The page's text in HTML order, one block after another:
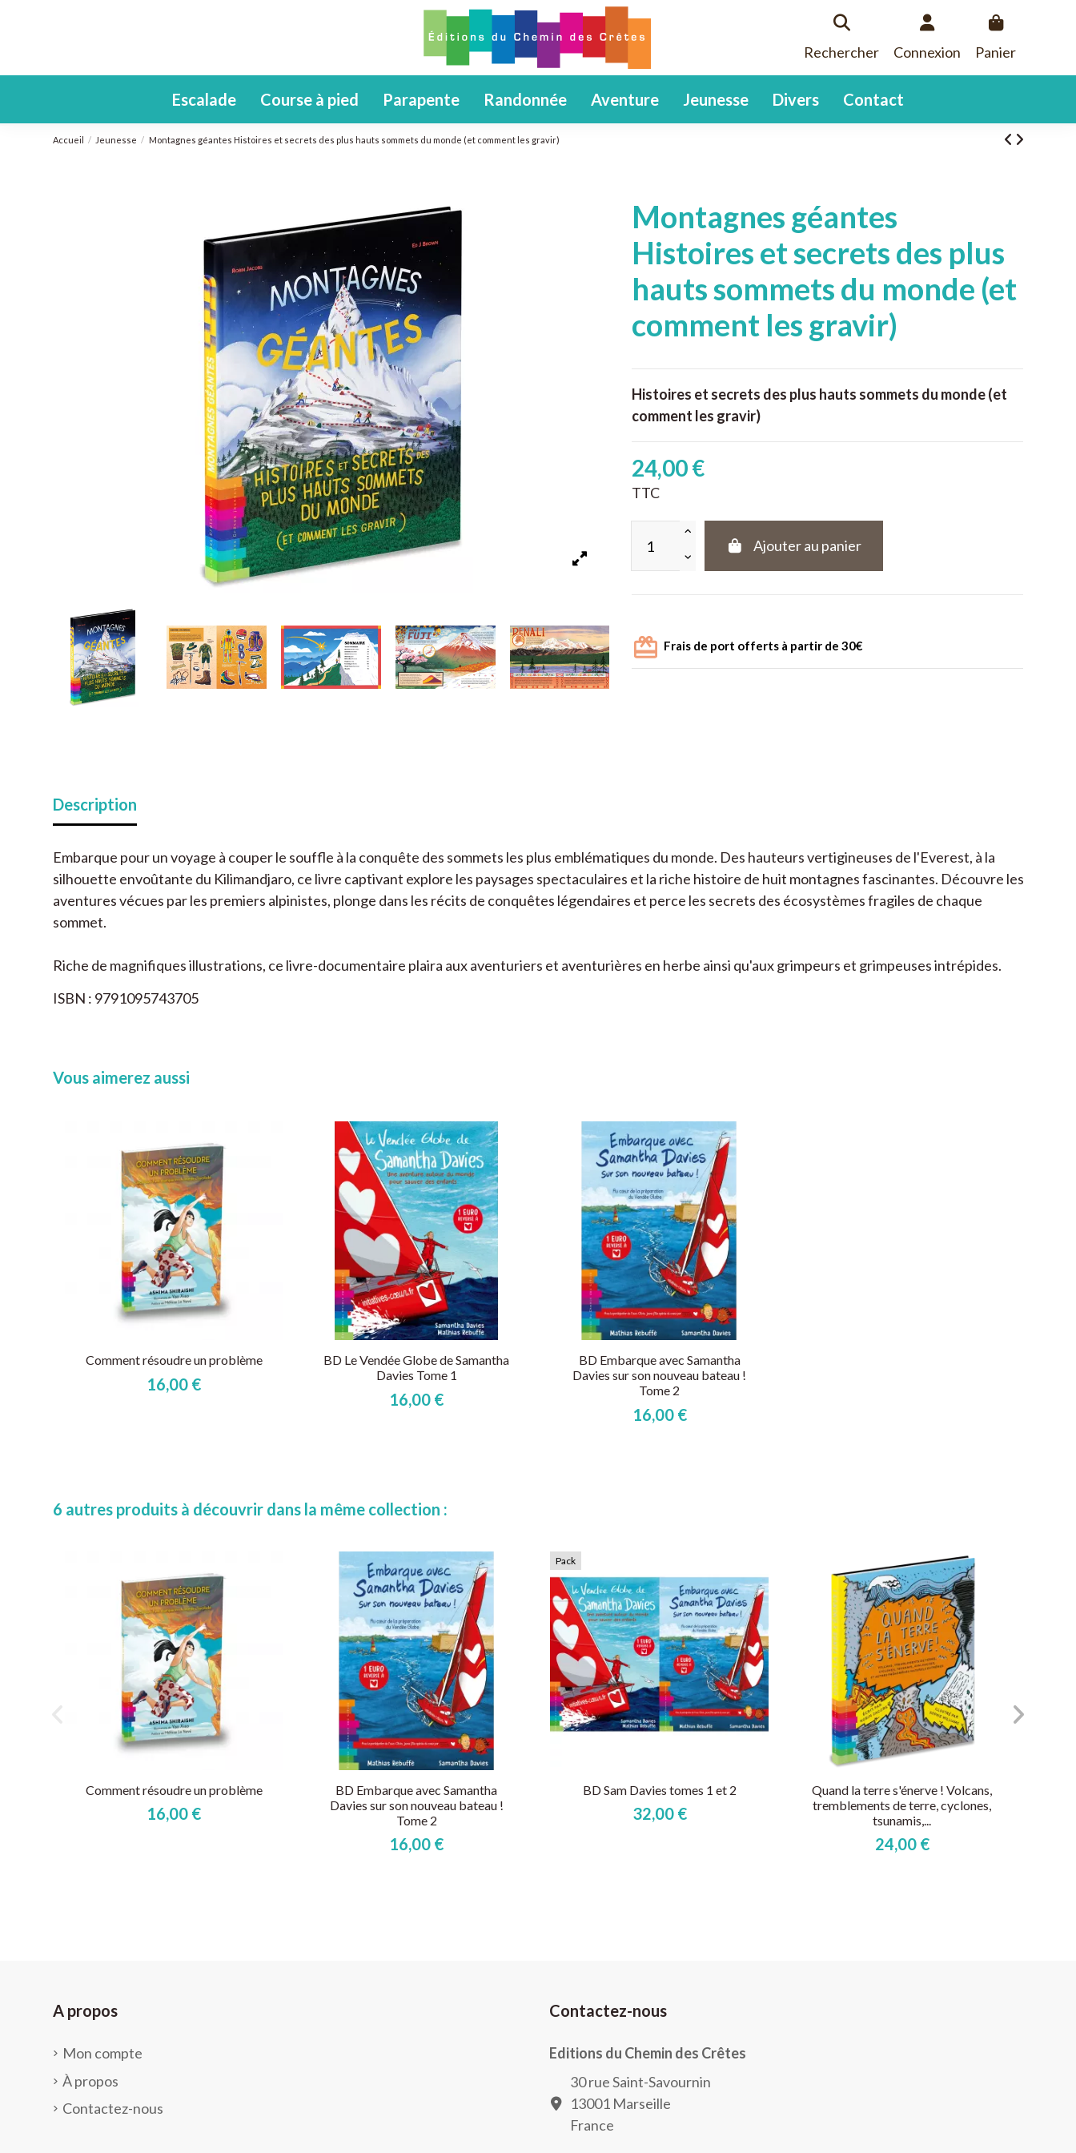
Rechercher Connexion Panier
Escalade Course à pied Parapente Randonnée Aventure Jeunesse Divers Contact
Accueil Jeunesse Montagnes géantes Histoires et secrets des plus hauts sommets du monde (et comment les gravir)
Montagnes géantes
Histoires et secrets des plus
hauts sommets du monde (et
comment les gravir)
Histoires et secrets des plus hauts sommets du monde (et
comment les gravir)
24,00 €
TTC
Ajouter au panier
Frais de port offerts à partir de 30€
Description
Embarque pour un voyage à couper le souffle à la conquête des sommets les plus emblématiques du monde. Des hauteurs vertigineuses de l'Everest, à la
silhouette envoûtante du Kilimandjaro, ce livre captivant explore les paysages spectaculaires et la riche histoire de huit montagnes fascinantes. Découvre les
aventures vécues par les premiers alpinistes, plonge dans les récits de conquêtes légendaires et perce les secrets des écosystèmes fragiles de chaque
sommet.
Riche de magnifiques illustrations, ce livre-documentaire plaira aux aventuriers et aventurières en herbe ainsi qu'aux grimpeurs et grimpeuses intrépides.
ISBN : 9791095743705
Vous aimerez aussi
Comment résoudre un problème
16,00 €
BD Le Vendée Globe de Samantha
Davies Tome 1
16,00 €
BD Embarque avec Samantha
Davies sur son nouveau bateau !
Tome 2
16,00 €
6 autres produits à découvrir dans la même collection :
Comment résoudre un problème
16,00 €
BD Embarque avec Samantha
Davies sur son nouveau bateau !
Tome 2
16,00 €
Pack
BD Sam Davies tomes 1 et 2
32,00 €
Quand la terre s'énerve ! Volcans,
tremblements de terre, cyclones,
tsunamis,...
24,00 €
A propos
Mon compte
À propos
Contactez-nous
Contactez-nous
Editions du Chemin des Crêtes
30 rue Saint-Savournin
13001 Marseille
France